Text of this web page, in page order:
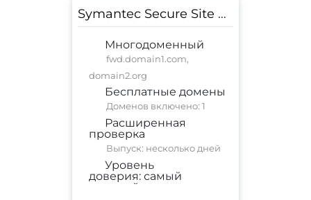
Symantec Secure Site PRO EV
Многодоменный
fwd.domain1.com,
domain2.org
Бесплатные домены
Доменов включено: 1
Расширенная
проверка
Выпуск: несколько дней
Уровень
доверия: самый
высокий